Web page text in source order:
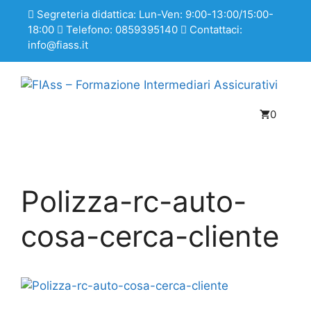
Segreteria didattica: Lun-Ven: 9:00-13:00/15:00-
18:00
Telefono: 0859395140
Contattaci:
info@fiass.it
0
Polizza-rc-auto-
cosa-cerca-cliente